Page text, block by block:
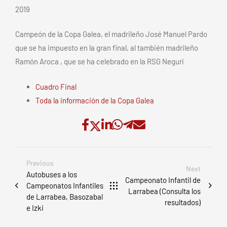
2019
Campeón de la Copa Galea, el madrileño José Manuel Pardo
que se ha impuesto en la gran final, al también madrileño
Ramón Aroca , que se ha celebrado en la RSG Neguri
Cuadro Final
Toda la información de la Copa Galea
Previous
Autobuses a los
Campeonatos Infantiles
de Larrabea, Basozabal
e Izki
Next
Campeonato Infantil de
Larrabea (Consulta los
resultados)